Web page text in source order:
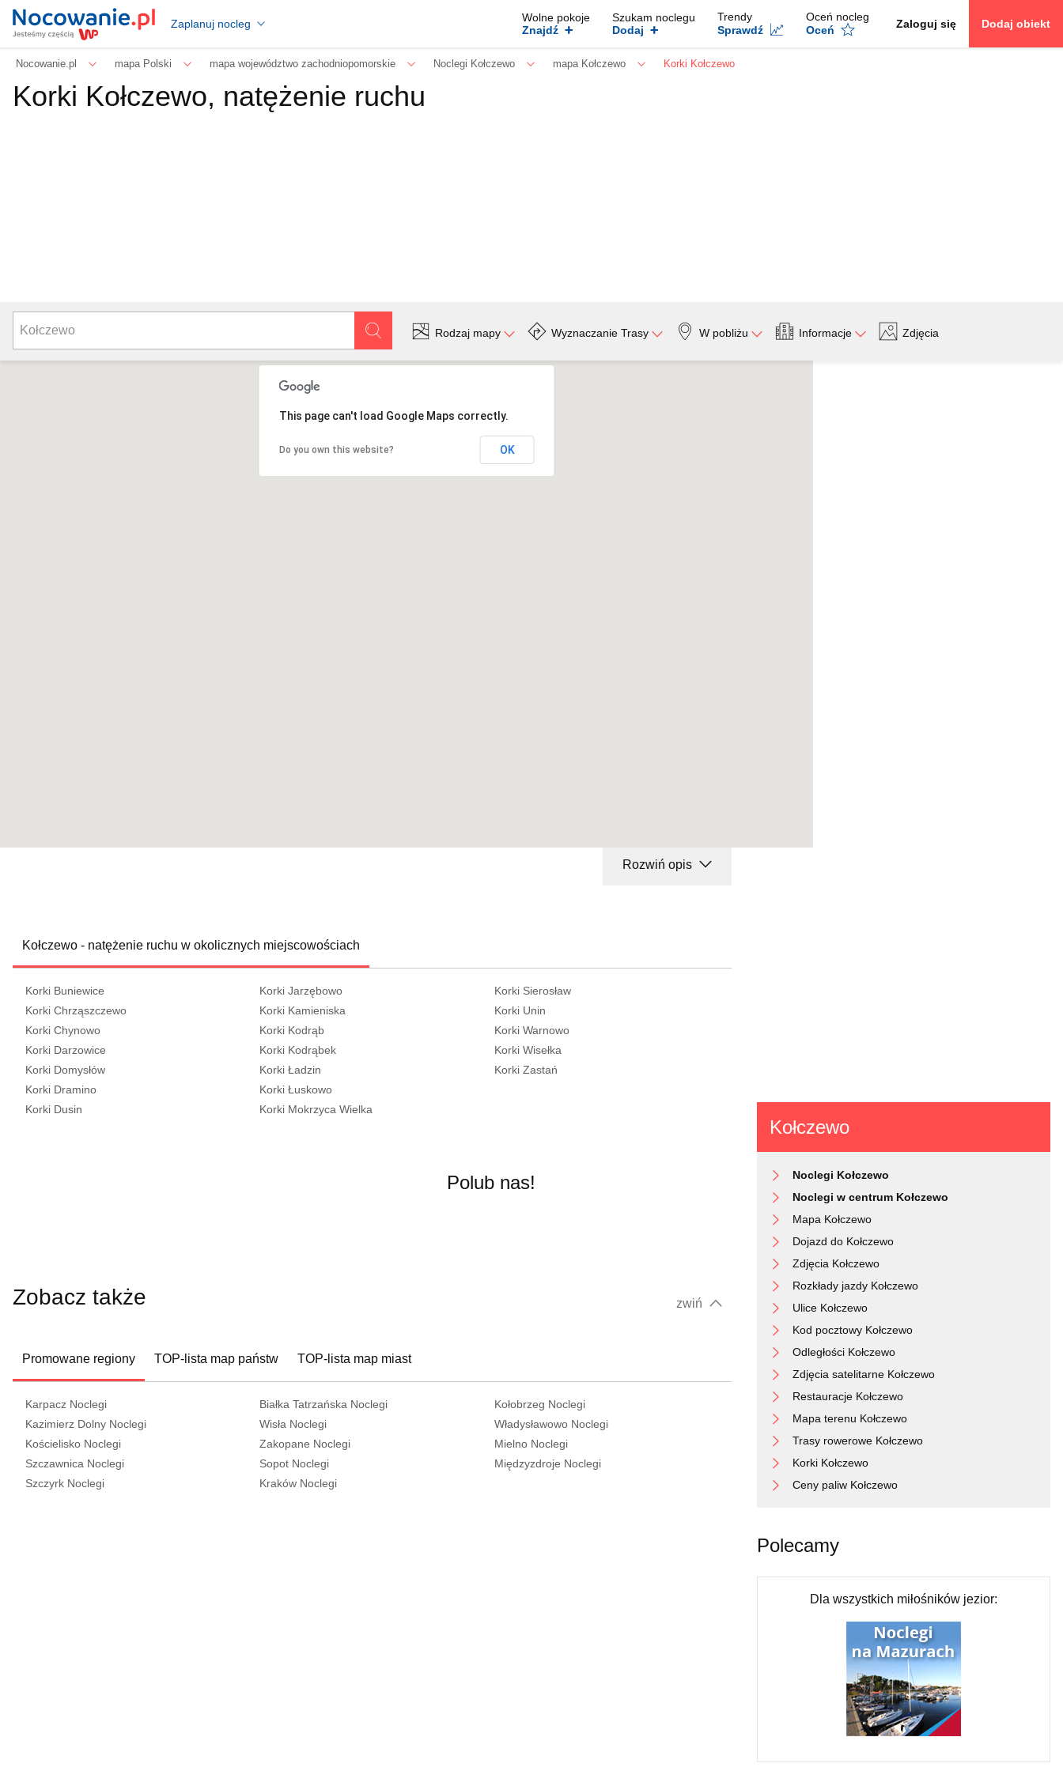
Zaplanuj nocleg
Wolne pokoje
Znajdź +
Szukam noclegu
Dodaj +
Trendy
Sprawdź
Oceń nocleg
Oceń
Zaloguj się Dodaj obiekt
Nocowanie.pl mapa Polski mapa województwo zachodniopomorskie Noclegi Kołczewo mapa Kołczewo Korki Kołczewo
Korki Kołczewo, natężenie ruchu
Rodzaj mapy Wyznaczanie Trasy W pobliżu Informacje Zdjęcia
This page can't load Google Maps correctly.
Do you own this website? OK
Rozwiń opis
Kołczewo - natężenie ruchu w okolicznych miejscowościach
Korki Buniewice
Korki Chrząszczewo
Korki Chynowo
Korki Darzowice
Korki Domysłów
Korki Dramino
Korki Dusin
Korki Jarzębowo
Korki Kamieniska
Korki Kodrąb
Korki Kodrąbek
Korki Ładzin
Korki Łuskowo
Korki Mokrzyca Wielka
Korki Sierosław
Korki Unin
Korki Warnowo
Korki Wisełka
Korki Zastań
Polub nas!
Zobacz także zwiń
Promowane regiony TOP-lista map państw TOP-lista map miast
Karpacz Noclegi
Kazimierz Dolny Noclegi
Kościelisko Noclegi
Szczawnica Noclegi
Szczyrk Noclegi
Białka Tatrzańska Noclegi
Wisła Noclegi
Zakopane Noclegi
Sopot Noclegi
Kraków Noclegi
Kołobrzeg Noclegi
Władysławowo Noclegi
Mielno Noclegi
Międzyzdroje Noclegi
Kołczewo
Noclegi Kołczewo
Noclegi w centrum Kołczewo
Mapa Kołczewo
Dojazd do Kołczewo
Zdjęcia Kołczewo
Rozkłady jazdy Kołczewo
Ulice Kołczewo
Kod pocztowy Kołczewo
Odległości Kołczewo
Zdjęcia satelitarne Kołczewo
Restauracje Kołczewo
Mapa terenu Kołczewo
Trasy rowerowe Kołczewo
Korki Kołczewo
Ceny paliw Kołczewo
Polecamy
Dla wszystkich miłośników jezior: